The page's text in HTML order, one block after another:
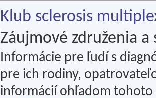
Klub sclerosis
Záujmové združenia a
Informácie pre ľudí s
pre ich rodiny,
informácií ohľadom tohoto